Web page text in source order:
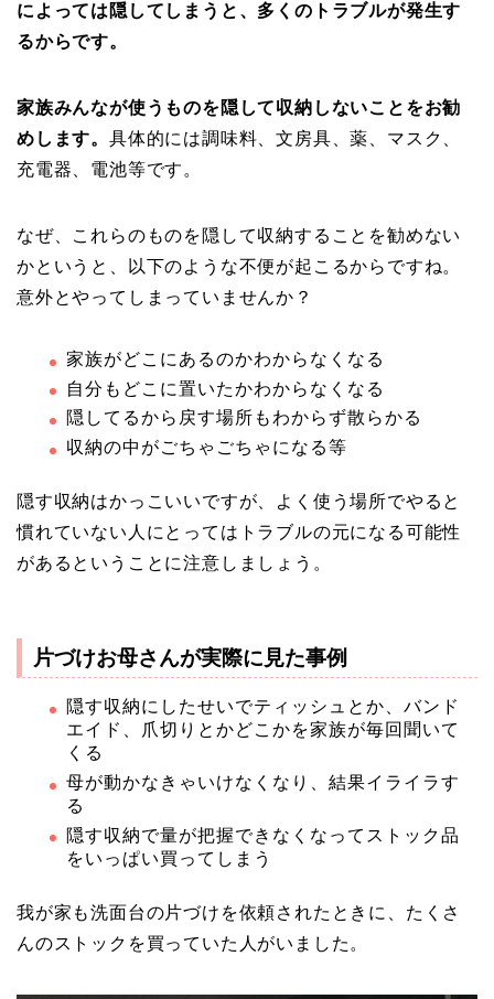
によっては隠してしまうと、多くのトラブルが発生す
るからです。
家族みんなが使うものを隠して収納しないことをお勧
めします。 具体的には調味料、文房具、薬、マスク、
充電器、電池等です。
なぜ、これらのものを隠して収納することを勧めない
かというと、以下のような不便が起こるからですね。
意外とやってしまっていませんか？
家族がどこにあるのかわからなくなる
自分もどこに置いたかわからなくなる
隠してるから戻す場所もわからず散らかる
収納の中がごちゃごちゃになる等
隠す収納はかっこいいですが、よく使う場所でやると
慣れていない人にとってはトラブルの元になる可能性
があるということに注意しましょう。
片づけお母さんが実際に見た事例
隠す収納にしたせいでティッシュとか、バンド
エイド、爪切りとかどこかを家族が毎回聞いて
くる
母が動かなきゃいけなくなり、結果イライラす
る
隠す収納で量が把握できなくなってストック品
をいっぱい買ってしまう
我が家も洗面台の片づけを依頼されたときに、たくさ
んのストックを買っていた人がいました。